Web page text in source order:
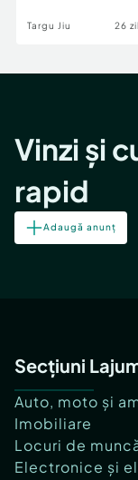
Targu Jiu 26
Vinzi și
rapid
Adaugă anunț
Secțiuni
Auto, moto și
Imobiliare
Locuri de
Electronice și